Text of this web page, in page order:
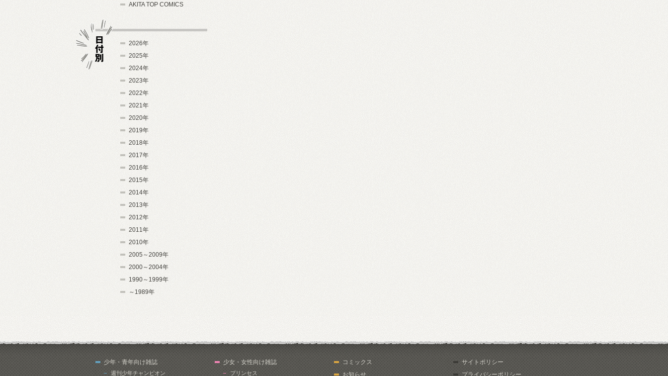
AKITA TOP COMICS
2026年
2025年
2024年
2023年
2022年
2021年
2020年
2019年
2018年
2017年
2016年
2015年
2014年
2013年
2012年
2011年
2010年
2005～2009年
2000～2004年
1990～1999年
～1989年
少年・青年向け雑誌
週刊少年チャンピオン
少女・女性向け雑誌
プリンセス
コミックス
お知らせ
サイトポリシー
プライバシーポリシー